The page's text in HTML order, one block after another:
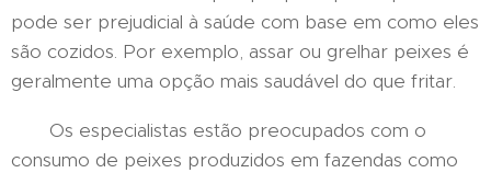
pode ser prejudicial à saúde com base em como eles
são cozidos. Por exemplo, assar ou grelhar peixes é
geralmente uma opção mais saudável do que fritar.
Os especialistas estão preocupados com o
consumo de peixes produzidos em fazendas como